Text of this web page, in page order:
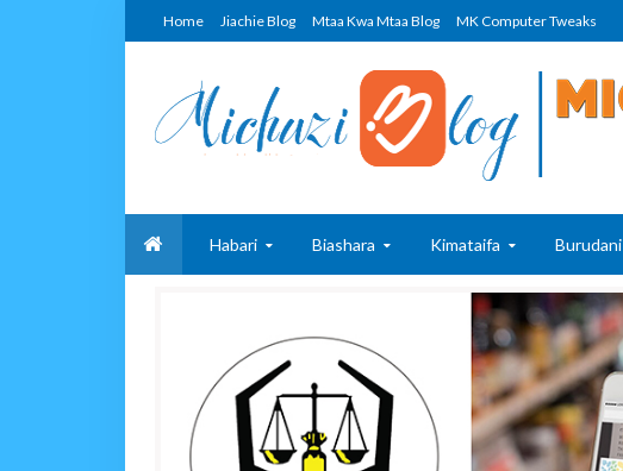
Home Jiachie Blog Mtaa Kwa Mtaa Blog MK Computer Tweaks
Habari Biashara Kimataifa Burudani